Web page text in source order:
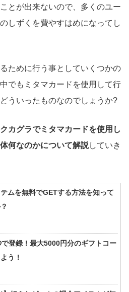
とが出来ないので、多くのユー
しずくを費やすはめになってし
ために行う事としていくつかの
でもミタマカードを使用して行
ういったものなのでしょうか?
カグラでミタマカードを使用し
何なのかについて解説していき
ムを無料でGETする方法を知って
登録！最大5000円分のギフトコー
う！